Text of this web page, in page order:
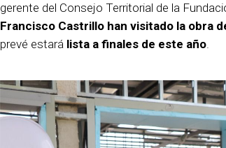
gerente del Consejo Territorial de la
Francisco Castrillo han visitado la obra
prevé estará lista a finales de este año.